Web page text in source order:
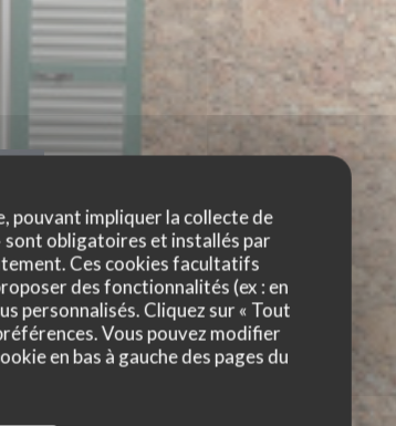
pouvant impliquer la collecte de
sont obligatoires et installés par
Ces cookies facultatifs
des fonctionnalités (ex : en
personnalisés. Cliquez sur « Tout
Vous pouvez modifier
en bas à gauche des pages du